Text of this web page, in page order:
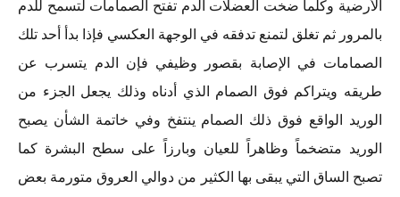
الأرضية وكلما ضخت العضلات الدم تفتح الصمامات لتسمح للدم
بالمرور ثم تغلق لتمنع تدفقه في الوجهة العكسي فإذا بدأ أحد تلك
الصمامات في الإصابة بقصور وظيفي فإن الدم يتسرب عن
طريقه ويتراكم فوق الصمام الذي أدناه وذلك يجعل الجزء من
الوريد الواقع فوق ذلك الصمام ينتفخ وفي خاتمة الشأن يصبح
الوريد متضخماً وظاهراً للعيان وبارزاً على سطح البشرة كما
تصبح الساق التي يبقى بها الكثير من دوالي العروق متورمة بعض